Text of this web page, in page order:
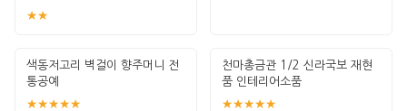
그림 고급
★★
색동저고리 벽걸이 향주머니 전
통공예
★★★★★
천마총금관 1/2 신라국보 재현
품 인테리어소품
★★★★★